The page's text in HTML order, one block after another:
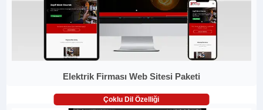
Elektrik Firması Web Sitesi Paketi
Çoklu Dil Özelliği